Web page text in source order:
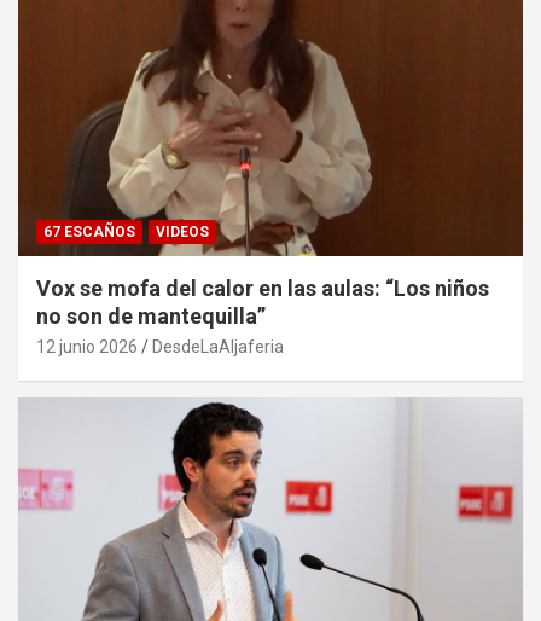
67 ESCAÑOS VIDEOS
Vox se mofa del calor en las aulas: “Los niños
no son de mantequilla”
12 junio 2026 DesdeLaAljaferia